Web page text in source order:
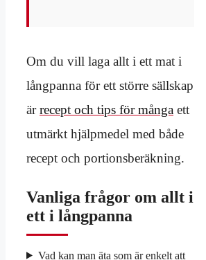
Om du vill laga allt i ett mat i
långpanna för ett större sällskap
ärrecept och tips för många ett
utmärkt hjälpmedel med både
recept och portionsberäkning.
Vanliga frågor om allt i
ett i långpanna
Vad kan man äta som är enkelt att